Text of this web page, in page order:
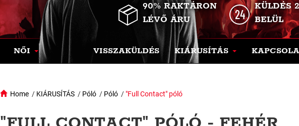
90% RAKTÁRON
LÉVŐ ÁRU
KÜLDÉS
BELÜL
NŐI VISSZAKÜLDÉS KIÁRUSÍTÁS
Home / KIÁRUSÍTÁS / Póló / Póló / "Full Contact" póló